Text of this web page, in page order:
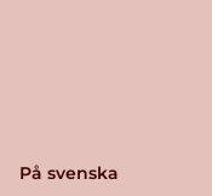
På svenska